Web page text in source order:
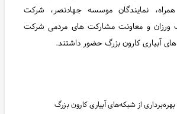
نمایندگان موسسه جهادنصر، شرکت
و معاونت مشارکت های مردمی شرکت
آبیاری کارون بزرگ حضور داشتند.
از شبکه‌های آبیاری کارون بزرگ